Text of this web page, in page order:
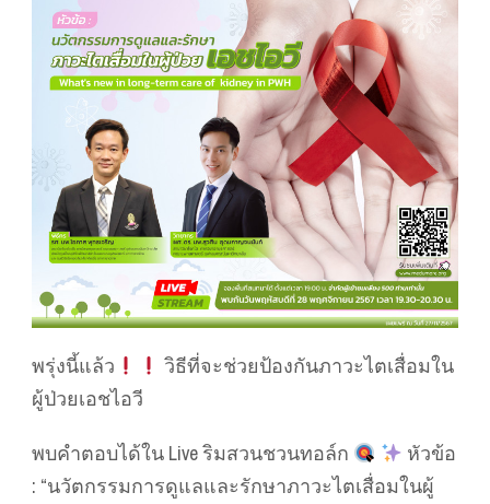
พรุ่งนี้แล้ว
วิธีที่จะช่วยป้องกันภาวะไตเสื่อมใน
ผู้ป่วยเอชไอวี
พบคำตอบได้ใน Live ริมสวนชวนทอล์ก
หัวข้อ
: “นวัตกรรมการดูแลและรักษาภาวะไตเสื่อมในผู้